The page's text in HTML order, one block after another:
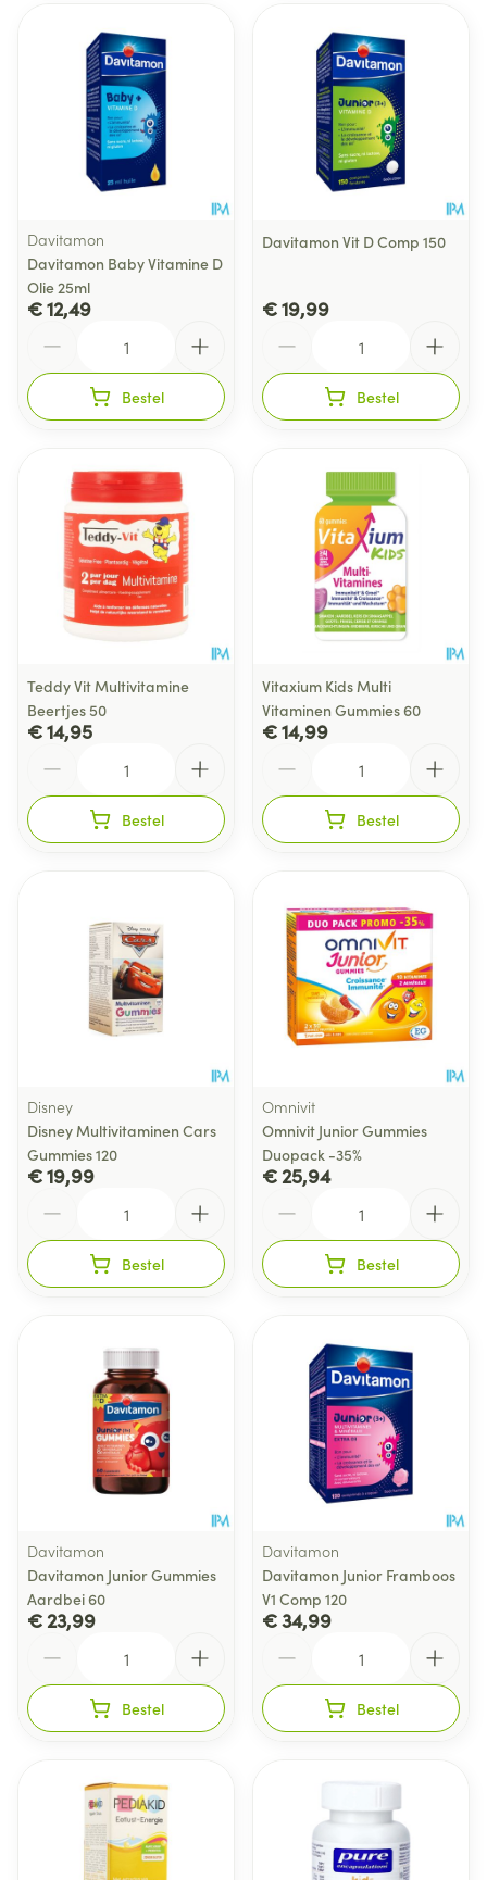
Davitamon
Davitamon Baby Vitamine D
Olie 25ml
€ 12,49
Bestel
Davitamon Vit D Comp 150
€ 19,99
Bestel
Teddy Vit Multivitamine
Beertjes 50
€ 14,95
Bestel
Vitaxium Kids Multi
Vitaminen Gummies 60
€ 14,99
Bestel
Disney
Disney Multivitaminen Cars
Gummies 120
€ 19,99
Bestel
Omnivit
Omnivit Junior Gummies
Duopack -35%
€ 25,94
Bestel
Davitamon
Davitamon Junior Gummies
Aardbei 60
€ 23,99
Bestel
Davitamon
Davitamon Junior Framboos
V1 Comp 120
€ 34,99
Bestel